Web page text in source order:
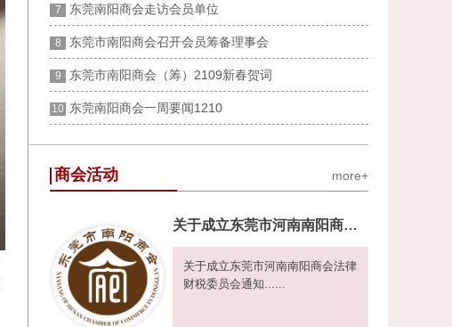
7 东莞南阳商会走访会员单位
8 东莞市南阳商会召开会员筹备理事会
9 东莞市南阳商会（筹）2109新春贺词
10 东莞南阳商会一周要闻1210
商会活动 more+
关于成立东莞市河南南阳商会法律财税委员会通知
关于成立东莞市河南南阳商会法律
财税委员会通知......